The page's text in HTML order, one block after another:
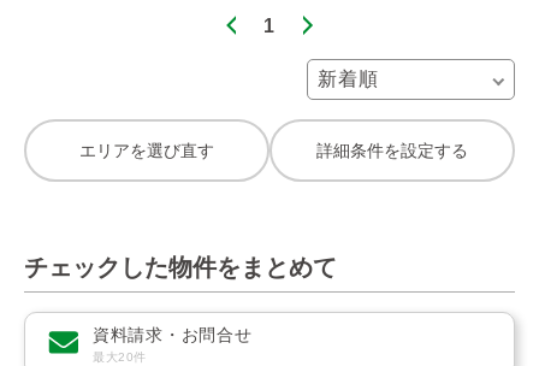
1
エリアを選び直す 詳細条件を設定する
チェックした物件をまとめて
資料請求・お問合せ
最大20件